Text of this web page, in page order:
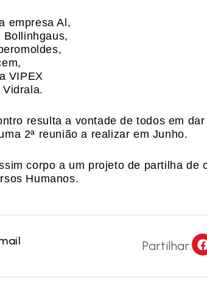
empresa Al,
VIPEX
resulta a vontade de todos em
2ª reunião a realizar em Junho.
corpo a um projeto de partilha de
Humanos.
Partilhar: